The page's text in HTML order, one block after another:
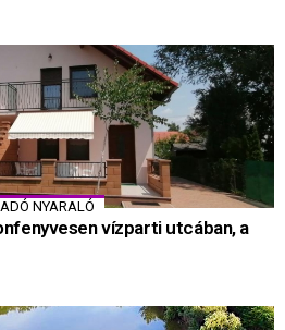
NYARALÓ
vízparti utcában, a